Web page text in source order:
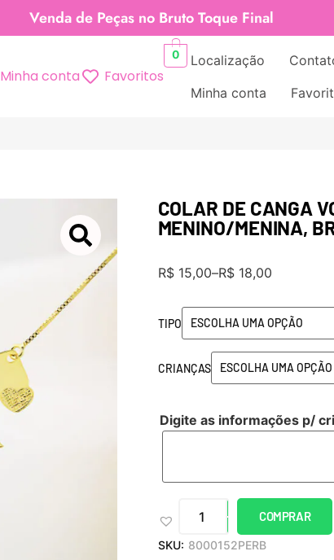
Venda de Peças no Bruto Toque Final
Minha conta Favoritos
0 Localização
Minha conta
COLAR DE CANGA
MENINO/MENINA,
R$15,00–R$18,00
TIPO
CRIANÇAS
Digite as informações p/
COMPRAR
SKU: 8000152PERB